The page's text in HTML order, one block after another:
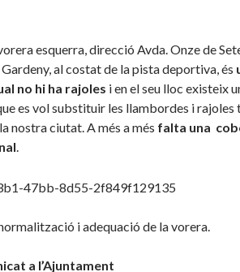
esquerra, direcció Avda. Onze de
al costat de la pista deportiva, és
no hi ha rajoles i en el seu lloc existeix
es vol substituir les llambordes i rajoles
nostra ciutat. A més a més falta una
i adequació de la vorera.
a l’Ajuntament